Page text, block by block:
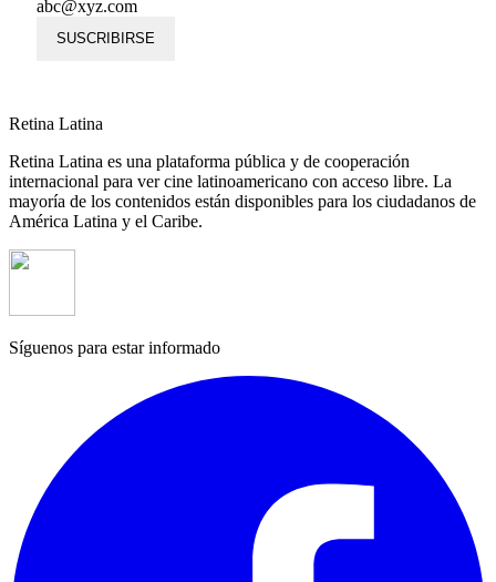
abc@xyz.com
SUSCRIBIRSE
Retina Latina
Retina Latina es una plataforma pública y de cooperación
internacional para ver cine latinoamericano con acceso libre. La
mayoría de los contenidos están disponibles para los ciudadanos de
América Latina y el Caribe.
Síguenos para estar informado